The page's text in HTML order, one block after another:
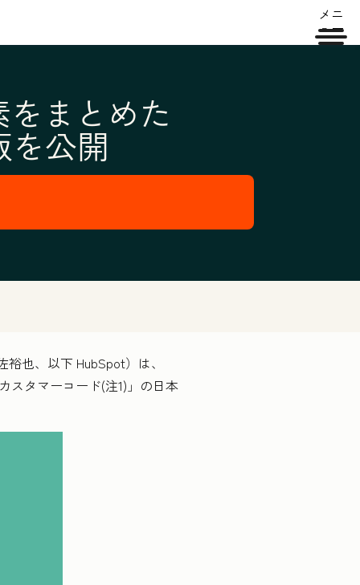
メニ
ュー
まとめた
を公開
也、以下 HubSpot）は、
スタマーコード(注1)」の日本